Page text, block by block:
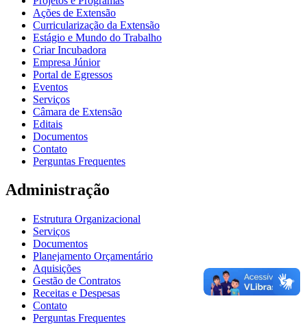
Ações de Extensão
Curricularização da Extensão
Estágio e Mundo do Trabalho
Criar Incubadora
Empresa Júnior
Portal de Egressos
Eventos
Serviços
Câmara de Extensão
Editais
Documentos
Contato
Perguntas Frequentes
Administração
Estrutura Organizacional
Serviços
Documentos
Planejamento Orçamentário
Aquisições
Gestão de Contratos
Receitas e Despesas
Contato
Perguntas Frequentes